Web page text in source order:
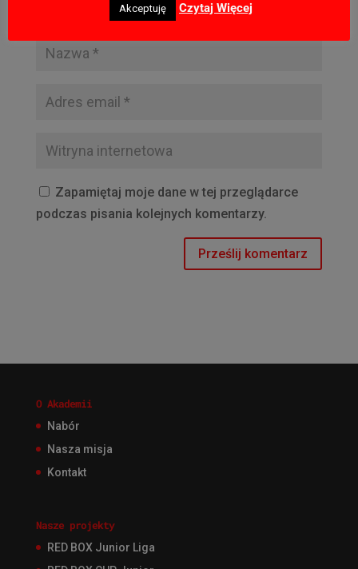
Zapamiętaj moje dane w tej przeglądarce
podczas pisania kolejnych komentarzy.
O Akademii
Nabór
Nasza misja
Kontakt
Nasze projekty
RED BOX Junior Liga
Akceptuję Czytaj Więcej